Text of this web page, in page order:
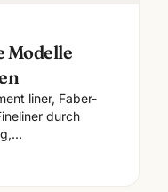
Modelle
liner, Faber-
durch